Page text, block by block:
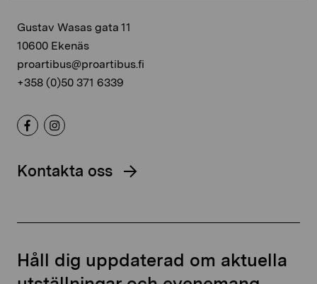
Gustav Wasas gata 11
10600 Ekenäs
proartibus@proartibus.fi
+358 (0)50 371 6339
Kontakta oss
Håll dig uppdaterad om aktuella